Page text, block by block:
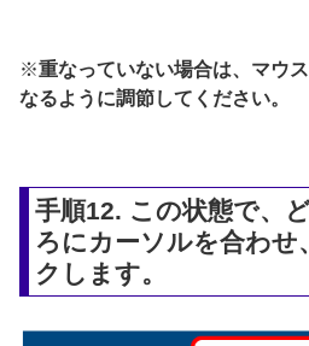
※重なっていない場合は、マウ
なるように調節してください。
手順12. この状態で、
ろにカーソルを合わせ
クします。